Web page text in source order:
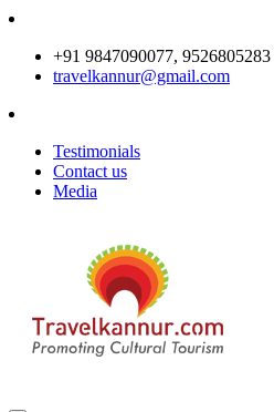
+91 9847090077, 9526805283
travelkannur@gmail.com
Testimonials
Contact us
Media